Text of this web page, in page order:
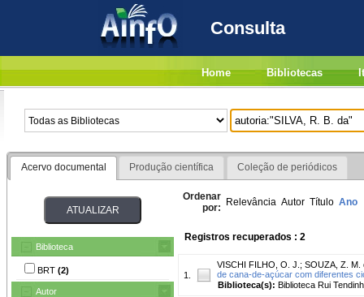
Consulta
Home Bibliotecas
Acervo documental Produção científica Coleção de periódicos
Biblioteca
BRT (2)
Autor
Ordenar
por: Relevância Autor Título Ano
Registros recuperados : 2
1.
VISCHI FILHO, O. J. ; SOUZA, Z. M.
de cana-de-açúcar com diferentes
Biblioteca(s): Biblioteca Rui